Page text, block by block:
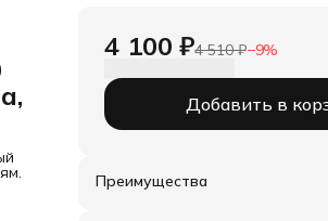
4 100 ₽4 510 ₽−9%
Добавить в
Преимущества
Оплата частями в Сплит